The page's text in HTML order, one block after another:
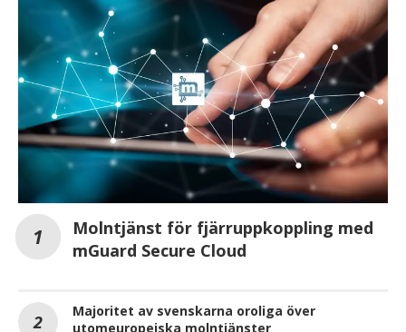
Molntjänst för fjärruppkoppling med
mGuard Secure Cloud
Majoritet av svenskarna oroliga över
utomeuropeiska molntjänster